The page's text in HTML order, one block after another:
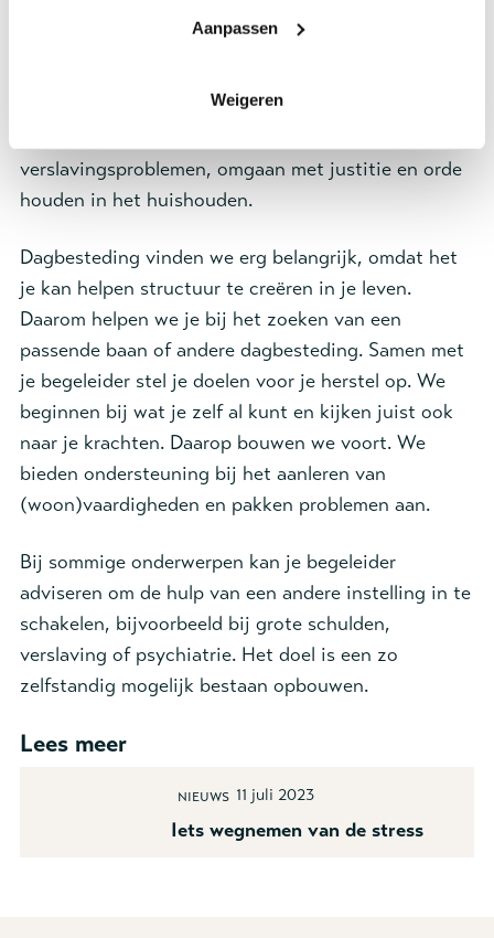
Aanpassen
Weigeren
Een ambulant begeleider komt één of twee keer per
voor stap verschillende leefgebieden onder de loep,
verslavingsproblemen, omgaan met justitie en orde
houden in het huishouden.
Dagbesteding vinden we erg belangrijk, omdat het
je kan helpen structuur te creëren in je leven.
Daarom helpen we je bij het zoeken van een
passende baan of andere dagbesteding. Samen met
je begeleider stel je doelen voor je herstel op. We
beginnen bij wat je zelf al kunt en kijken juist ook
naar je krachten. Daarop bouwen we voort. We
bieden ondersteuning bij het aanleren van
(woon)vaardigheden en pakken problemen aan.
Bij sommige onderwerpen kan je begeleider
adviseren om de hulp van een andere instelling in te
schakelen, bijvoorbeeld bij grote schulden,
verslaving of psychiatrie. Het doel is een zo
zelfstandig mogelijk bestaan opbouwen.
Lees meer
Iets wegnemen van de stress
Nieuws 11 juli 2023